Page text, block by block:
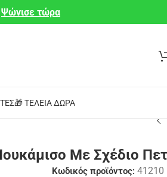
Ψώνισε τώρα
🎁 ΤΈΛΕΙΑ ΔΏΡΑ
Με Σχέδιο
Κωδικός προϊόντος:41210